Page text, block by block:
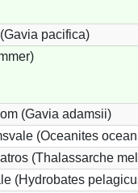
pacifica)
(Gavia adamsii)
(Oceanites
(Thalassarche
(Hydrobates